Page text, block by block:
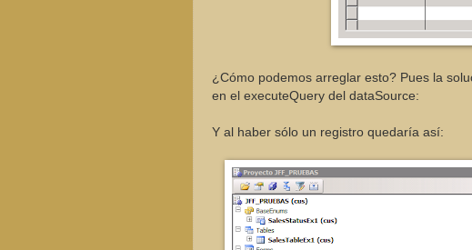
¿Cómo podemos arreglar esto? Pues la
en el executeQuery del dataSource:
Y al haber sólo un registro quedaría así: